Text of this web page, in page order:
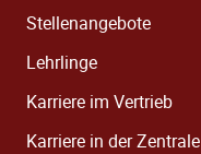
Stellenangebote
Lehrlinge
Karriere im Vertrieb
Karriere in der Zentrale